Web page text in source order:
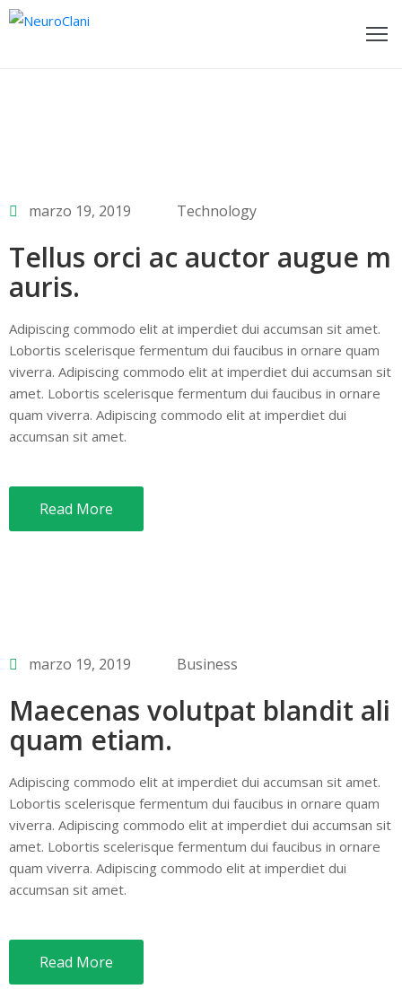
marzo 19, 2019 Technology
Tellus orci ac auctor augue m
auris.
Adipiscing commodo elit at imperdiet dui accumsan sit amet.
Lobortis scelerisque fermentum dui faucibus in ornare quam
viverra. Adipiscing commodo elit at imperdiet dui accumsan sit
amet. Lobortis scelerisque fermentum dui faucibus in ornare
quam viverra. Adipiscing commodo elit at imperdiet dui
accumsan sit amet.
Read More
marzo 19, 2019 Business
Maecenas volutpat blandit ali
quam etiam.
Adipiscing commodo elit at imperdiet dui accumsan sit amet.
Lobortis scelerisque fermentum dui faucibus in ornare quam
viverra. Adipiscing commodo elit at imperdiet dui accumsan sit
amet. Lobortis scelerisque fermentum dui faucibus in ornare
quam viverra. Adipiscing commodo elit at imperdiet dui
accumsan sit amet.
Read More